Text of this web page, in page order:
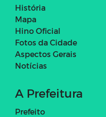
História
Mapa
Hino Oficial
Fotos da Cidade
Aspectos Gerais
Notícias
A Prefeitura
Prefeito